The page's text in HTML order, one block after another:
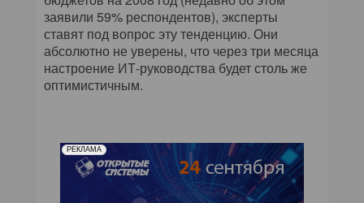
заявили 59% респондентов), эксперты
ставят под вопрос эту тенденцию. Они
абсолютно не уверены, что через три месяца
настроение ИТ-руководства будет столь же
оптимистичным.
РЕКЛАМА